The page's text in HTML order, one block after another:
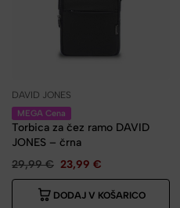
DAVID JONES
MEGA Cena
Torbica za čez ramo DAVID
JONES – črna
29,99€ 23,99 €
DODAJ V KOŠARICO